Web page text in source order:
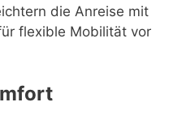
die Anreise mit
flexible Mobilität vor